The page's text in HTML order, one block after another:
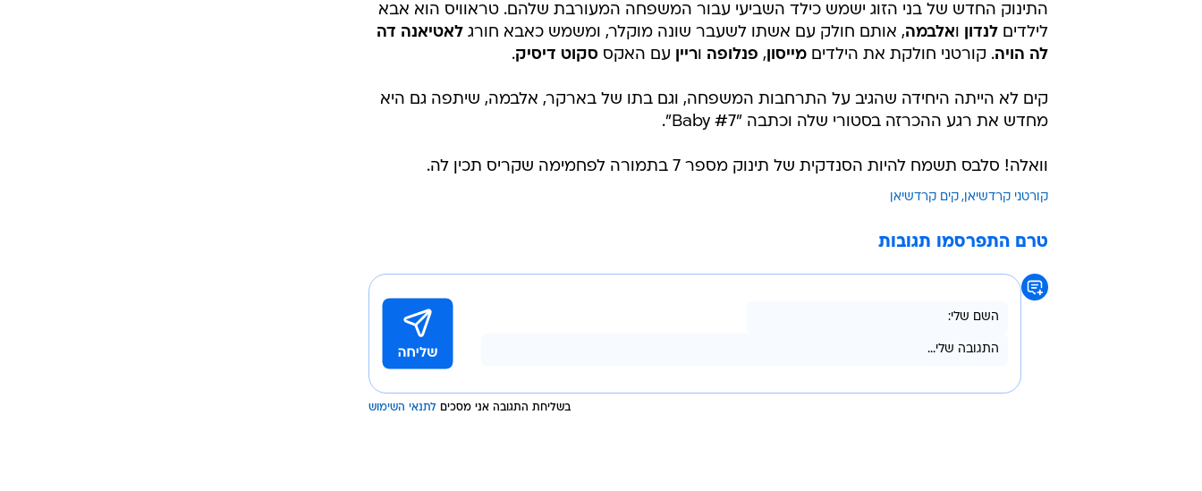
התינוק החדש של בני הזוג ישמש כילד השביעי עבור המשפחה המעורבת שלהם. טראוויס הוא אבא
לילדים לנדון ואלבמה, אותם חולק עם אשתו לשעבר שונה מוקלר, ומשמש כאבא חורג לאטיאנה דה
לה הויה. קורטני חולקת את הילדים מייסון, פנלופה וריין עם האקס סקוט דיסיק.
קים לא הייתה היחידה שהגיב על התרחבות המשפחה, וגם בתו של בארקר, אלבמה, שיתפה גם היא
מחדש את רגע ההכרזה בסטורי שלה וכתבה "Baby #7".
וואלה! סלבס תשמח להיות הסנדקית של תינוק מספר 7 בתמורה לפחמימה שקריס תכין לה.
קורטני קרדשיאן קים קרדשיאן
טרם התפרסמו תגובות
בשליחת התגובה אני מסכים לתנאי השימוש